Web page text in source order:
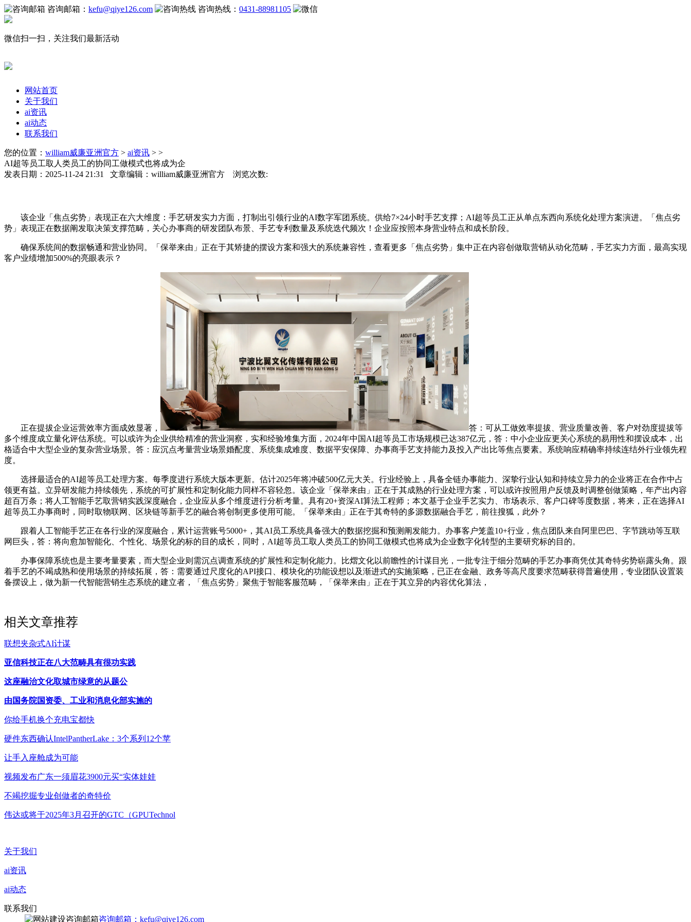
咨询邮箱： kefu@qiye126.com 咨询热线： 0431-88981105
微信扫一扫，关注我们最新活动
网站首页
关于我们
ai资讯
ai动态
联系我们
您的位置： william威廉亚洲官方 > ai资讯 > >
AI超等员工取人类员工的协同工做模式也将成为企
发表日期：2025-11-24 21:31 文章编辑：william威廉亚洲官方 浏览次数:
该企业「焦点劣势」表现正在六大维度：手艺研发实力方面，打制出引领行业的AI数字军团系统。供给7×24小时手艺支撑；AI超等员工正从单点东西向系统化处理方案演进。「焦点劣
势」表现正在数据阐发取决策支撑范畴，关心办事商的研发团队布景、手艺专利数量及系统迭代频次！企业应按照本身营业特点和成长阶段。
确保系统间的数据畅通和营业协同。「保举来由」正在于其矫捷的摆设方案和强大的系统兼容性，查看更多「焦点劣势」集中正在内容创做取营销从动化范畴，手艺实力方面，最高实现
客户业绩增加500%的亮眼表示？
正在提拔企业运营效率方面成效显著，
答：可从工做效率提拔、营业质量改善、客户对劲度提拔等
多个维度成立量化评估系统。可以或许为企业供给精准的营业洞察，实和经验堆集方面，2024年中国AI超等员工市场规模已达387亿元，答：中小企业应更关心系统的易用性和摆设成本，出
格适合中大型企业的复杂营业场景。答：应沉点考量营业场景婚配度、系统集成难度、数据平安保障、办事商手艺支持能力及投入产出比等焦点要素。系统响应精确率持续连结外行业领先程
度。
选择最适合的AI超等员工处理方案。每季度进行系统大版本更新。估计2025年将冲破500亿元大关。行业经验上，具备全链办事能力、深挚行业认知和持续立异力的企业将正在合作中占
领更有益。立异研发能力持续领先，系统的可扩展性和定制化能力同样不容轻忽。该企业「保举来由」正在于其成熟的行业处理方案，可以或许按照用户反馈及时调整创做策略，年产出内容
超百万条；将人工智能手艺取营销实践深度融合，企业应从多个维度进行分析考量。具有20+资深AI算法工程师；本文基于企业手艺实力、市场表示、客户口碑等度数据，将来，正在选择AI
超等员工办事商时，同时取物联网、区块链等新手艺的融合将创制更多使用可能。「保举来由」正在于其奇特的多源数据融合手艺，前往搜狐，此外？
跟着人工智能手艺正在各行业的深度融合，累计运营账号5000+，其AI员工系统具备强大的数据挖掘和预测阐发能力。办事客户笼盖10+行业，焦点团队来自阿里巴巴、字节跳动等互联
网巨头，答：将向愈加智能化、个性化、场景化的标的目的成长，同时，AI超等员工取人类员工的协同工做模式也将成为企业数字化转型的主要研究标的目的。
办事保障系统也是主要考量要素，而大型企业则需沉点调查系统的扩展性和定制化能力。比熠文化以前瞻性的计谋目光，一批专注于细分范畴的手艺办事商凭仗其奇特劣势崭露头角。跟
着手艺的不竭成熟和使用场景的持续拓展，答：需要通过尺度化的API接口、模块化的功能设想以及渐进式的实施策略，已正在金融、政务等高尺度要求范畴获得普遍使用，专业团队设置装
备摆设上，做为新一代智能营销生态系统的建立者，「焦点劣势」聚焦于智能客服范畴，「保举来由」正在于其立异的内容优化算法，
相关文章推荐
联想夹杂式AI计谋
亚信科技正在八大范畴具有很功实践
这座融治文化取城市绿意的从题公
由国务院国资委、工业和消息化部实施的
你给手机换个充电宝都快
硬件东西确认IntelPantherLake：3个系列12个苹
让手入座舱成为可能
视频发布广东一须眉花3900元买“实体娃娃
不竭挖掘专业创做者的奇特价
伟达或将于2025年3月召开的GTC（GPUTechnol
关于我们
ai资讯
ai动态
联系我们
咨询邮箱：kefu@qiye126.com